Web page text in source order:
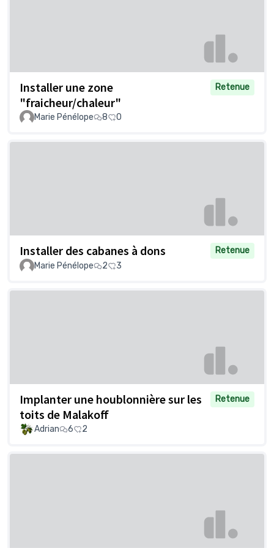
Installer une zone
"fraicheur/chaleur"
Retenue
Marie Pénélope 8 0
Installer des cabanes à dons
Retenue
Marie Pénélope
2 3
Implanter une houblonnière sur les
toits de Malakoff
Retenue
Adrian 6 2